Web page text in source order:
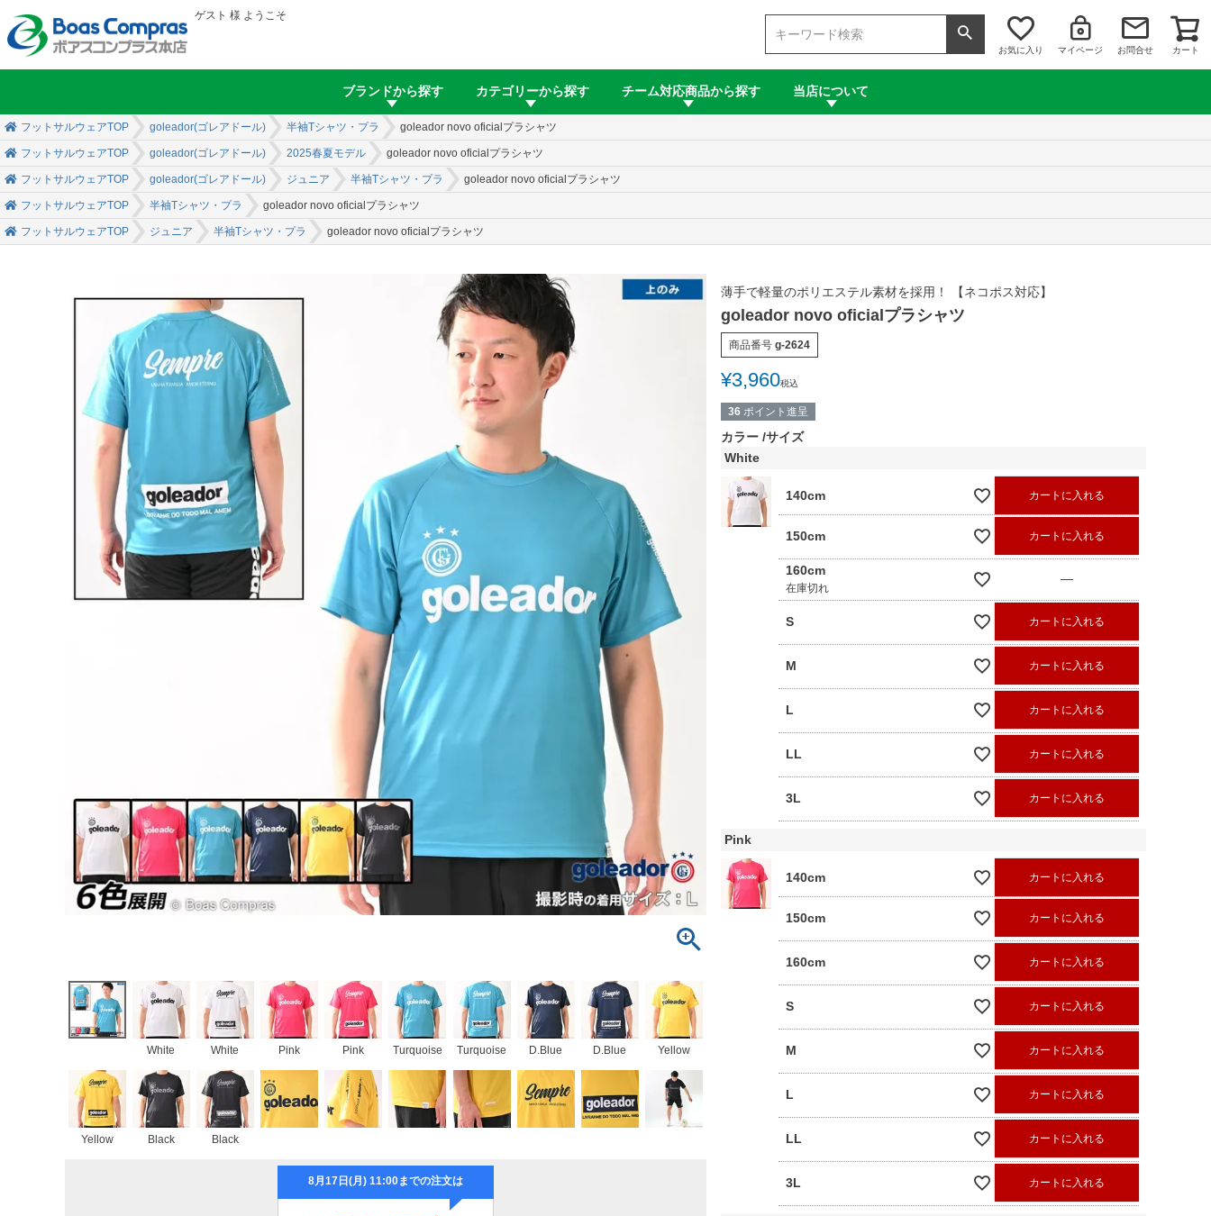
ゲスト 様 ようこそ
お気に入り マイページ お問合せ カート
ブランドから探す カテゴリーから探す チーム対応商品から探す 当店について
フットサルウェアTOP goleador(ゴレアドール) 半袖Tシャツ・プラ goleador novo oficialプラシャツ
フットサルウェアTOP goleador(ゴレアドール) 2025春夏モデル goleador novo oficialプラシャツ
フットサルウェアTOP goleador(ゴレアドール) ジュニア 半袖Tシャツ・プラ goleador novo oficialプラシャツ
フットサルウェアTOP 半袖Tシャツ・プラ goleador novo oficialプラシャツ
フットサルウェアTOP ジュニア 半袖Tシャツ・プラ goleador novo oficialプラシャツ
White White Pink Pink Turquoise Turquoise D.Blue D.Blue Yellow
Yellow Black Black
薄手で軽量のポリエステル素材を採用！ 【ネコポス対応】
goleador novo oficialプラシャツ
商品番号 g-2624
¥3,960税込
36 ポイント進呈
カラー サイズ
White
140cm カートに入れる
150cm カートに入れる
160cm
在庫切れ
—
S カートに入れる
M カートに入れる
L カートに入れる
LL カートに入れる
3L カートに入れる
Pink
140cm カートに入れる
150cm カートに入れる
160cm カートに入れる
S カートに入れる
M カートに入れる
L カートに入れる
LL カートに入れる
3L カートに入れる